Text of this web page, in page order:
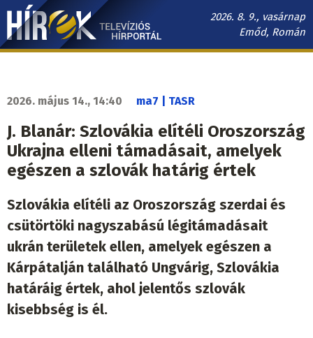
Ugrás
tartalomra
2026. 8. 9., vasárnap
Emőd, Román
Hírek.sk
navigáció
2026. május 14., 14:40 ma7 | TASR
J. Blanár: Szlovákia elítéli Oroszország
Ukrajna elleni támadásait, amelyek
egészen a szlovák határig értek
Szlovákia elítéli az Oroszország szerdai és
csütörtöki nagyszabású légitámadásait
ukrán területek ellen, amelyek egészen a
Kárpátalján található Ungvárig, Szlovákia
határáig értek, ahol jelentős szlovák
kisebbség is él.